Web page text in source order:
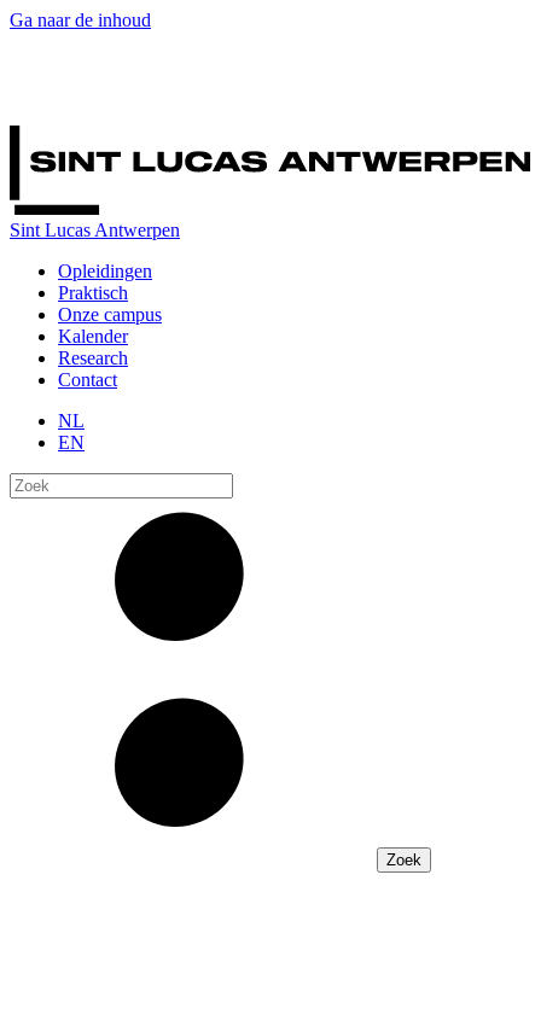
Ga naar de inhoud
Sint Lucas Antwerpen
Opleidingen
Praktisch
Onze campus
Kalender
Research
Contact
NL
EN